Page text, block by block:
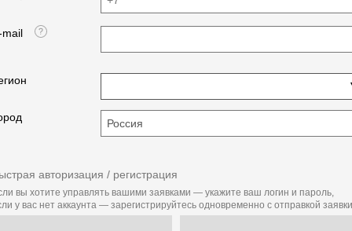
mail
авторизация / регистрация
вы хотите управлять вашими заявками — укажите ваш логин и пароль,
у вас нет аккаунта — зарегистрируйтесь одновременно с отправкой